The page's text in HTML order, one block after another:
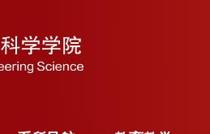
系所导航 教育教学